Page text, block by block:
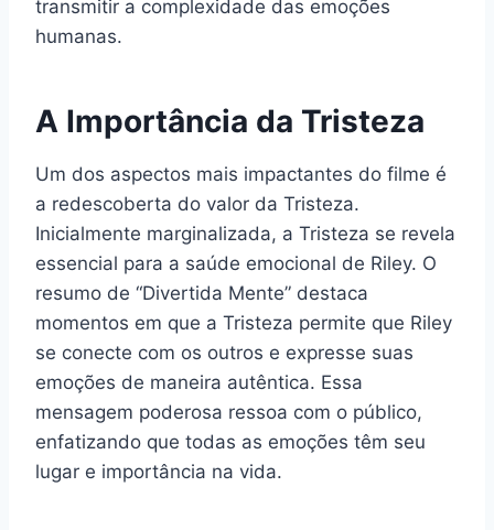
transmitir a complexidade das emoções
humanas.
A Importância da Tristeza
Um dos aspectos mais impactantes do filme é
a redescoberta do valor da Tristeza.
Inicialmente marginalizada, a Tristeza se revela
essencial para a saúde emocional de Riley. O
resumo de “Divertida Mente” destaca
momentos em que a Tristeza permite que Riley
se conecte com os outros e expresse suas
emoções de maneira autêntica. Essa
mensagem poderosa ressoa com o público,
enfatizando que todas as emoções têm seu
lugar e importância na vida.